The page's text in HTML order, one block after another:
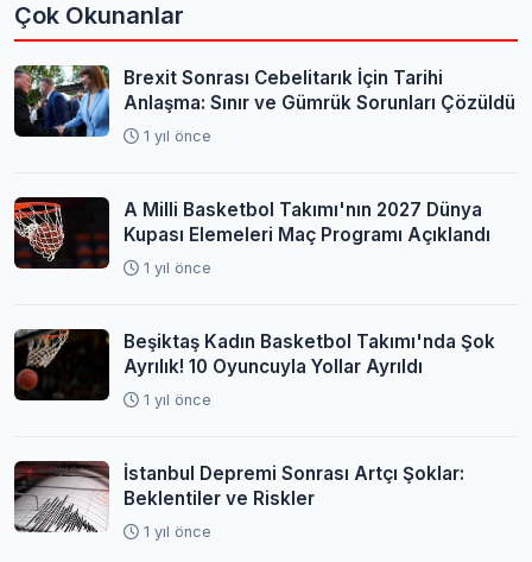
Çok Okunanlar
Brexit Sonrası Cebelitarık İçin Tarihi
Anlaşma: Sınır ve Gümrük Sorunları Çözüldü
1 yıl önce
A Milli Basketbol Takımı'nın 2027 Dünya
Kupası Elemeleri Maç Programı Açıklandı
1 yıl önce
Beşiktaş Kadın Basketbol Takımı'nda Şok
Ayrılık! 10 Oyuncuyla Yollar Ayrıldı
1 yıl önce
İstanbul Depremi Sonrası Artçı Şoklar:
Beklentiler ve Riskler
1 yıl önce